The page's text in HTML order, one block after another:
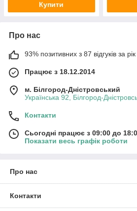
Купити
Про нас
93% позитивних з 87 відгуків за рік
Працює з 18.12.2014
м. Білгород-Дністровський
Українська 92, Білгород-
Контакти
Сьогодні працює з 09:00 до
Показати весь графік роботи
Про нас
Контакти